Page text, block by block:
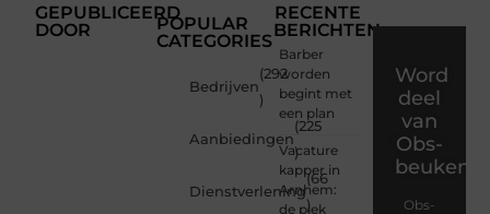
GEPUBLICEERD
DOOR
POPULAR
CATEGORIES
Bedrijven
(292
)
Aanbiedingen
(225
)
Dienstverlening
(66
)
RECENTE
BERICHTEN
Barber
worden
begint met
een plan
Vacature
kapper in
Arnhem:
de plek
Word
deel
van
Obs-
Obs-